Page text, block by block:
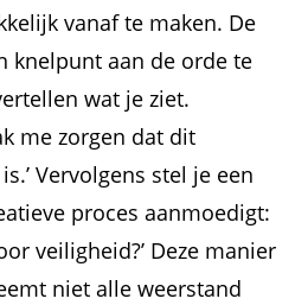
vanaf te maken. De
knelpunt aan de orde te
wat je ziet.
me zorgen dat dit
Vervolgens stel je een
proces aanmoedigt:
veiligheid?’ Deze manier
niet alle weerstand